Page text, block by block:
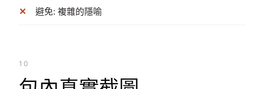
避免: 複雜的隱喻
10